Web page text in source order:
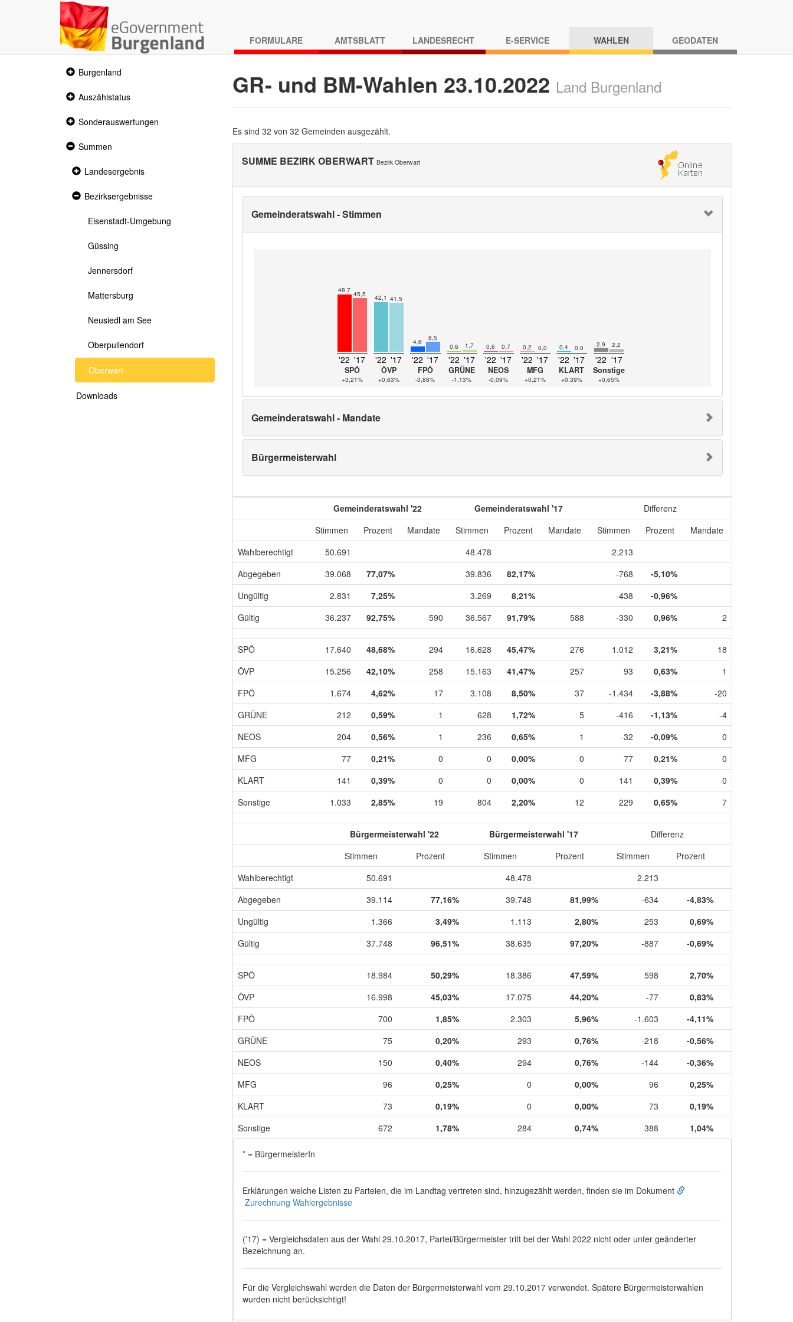
FORMULARE AMTSBLATT LANDESRECHT E-SERVICE WAHLEN GEODATEN
Collapsed
section
Burgenland
Collapsed
Auszählstatus
Collapsed
Sonderauswertungen
Expanded
Summen
Collapsed
Landesergebnis
Expanded
Bezirksergebnisse
Eisenstadt-Umgebung
Güssing
Jennersdorf
Mattersburg
Neusiedl am See
Oberpullendorf
Oberwart
Downloads
GR- und BM-Wahlen 23.10.2022 Land Burgenland
Es sind 32 von 32 Gemeinden ausgezählt.
SUMME BEZIRK OBERWART Bezirk Oberwart
Gemeinderatswahl - Stimmen
48,7 45,5
'22 '17
SPÖ
+3,21%
42,1 41,5
'22 '17
ÖVP
+0,63%
4,6
8,5
'22 '17
FPÖ
-3,88%
0,6 1,7
'22 '17
GRÜNE
-1,13%
0,6 0,7
'22 '17
NEOS
-0,09%
0,2 0,0
'22 '17
MFG
+0,21%
0,4 0,0
'22 '17
KLART
+0,39%
2,9 2,2
'22 '17
Sonstige
+0,65%
Gemeinderatswahl - Mandate
Bürgermeisterwahl
Gemeinderatswahl '22 Gemeinderatswahl '17
Differenz
Stimmen
Prozent Mandate Stimmen Prozent Mandate Stimmen Prozent
Mandate
Wahlberechtigt
50.691 48.478
2.213
Abgegeben
39.068 77,07% 39.836 82,17% -768
-5,10%
Ungültig
2.831 7,25% 3.269 8,21% -438
-0,96%
Gültig
36.237 92,75% 590 36.567 91,79% 588 -330 0,96% 2
SPÖ 17.640 48,68% 294 16.628 45,47% 276 1.012 3,21%
18
ÖVP
15.256 42,10% 258 15.163 41,47% 257 93 0,63%
1
FPÖ
1.674 4,62% 17 3.108 8,50% 37 -1.434 -3,88%
-20
GRÜNE
212 0,59% 1 628 1,72% 5 -416 -1,13%
-4
NEOS
204 0,56% 1 236 0,65% 1 -32 -0,09%
0
MFG
77 0,21% 0 0 0,00% 0 77 0,21%
0
KLART
141 0,39% 0 0 0,00% 0 141 0,39%
0
Sonstige
1.033 2,85% 19 804 2,20% 12 229 0,65% 7
Bürgermeisterwahl '22 Bürgermeisterwahl '17
Differenz
Stimmen
Prozent Stimmen Prozent Stimmen
Prozent
Wahlberechtigt
50.691 48.478
2.213
Abgegeben
39.114 77,16% 39.748 81,99% -634
-4,83%
Ungültig
1.366 3,49% 1.113 2,80% 253
0,69%
Gültig
37.748 96,51% 38.635 97,20% -887 -0,69%
SPÖ 18.984 50,29% 18.386 47,59% 598
2,70%
ÖVP
16.998 45,03% 17.075 44,20% -77
0,83%
FPÖ
700 1,85% 2.303 5,96% -1.603
-4,11%
GRÜNE
75 0,20% 293 0,76% -218
-0,56%
NEOS
150 0,40% 294 0,76% -144
-0,36%
MFG
96 0,25% 0 0,00% 96
0,25%
KLART
73 0,19% 0 0,00% 73
0,19%
Sonstige
672 1,78% 284 0,74% 388 1,04%
* = BürgermeisterIn
Erklärungen welche Listen zu Parteien, die im Landtag vertreten sind, hinzugezählt werden, finden sie im Dokument
Zurechnung Wahlergebnisse
('17) = Vergleichsdaten aus der Wahl 29.10.2017, Partei/Bürgermeister tritt bei der Wahl 2022 nicht oder unter geänderter
Bezeichnung an.
Für die Vergleichswahl werden die Daten der Bürgermeisterwahl vom 29.10.2017 verwendet. Spätere Bürgermeisterwahlen
wurden nicht berücksichtigt!